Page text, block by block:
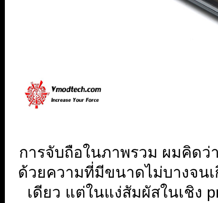
การจับถือในภาพรวม ผมคิด
ด้วยความที่มีขนาดไม่บางจน
เดียว แต่ในแง่สัมผัสในเชิง